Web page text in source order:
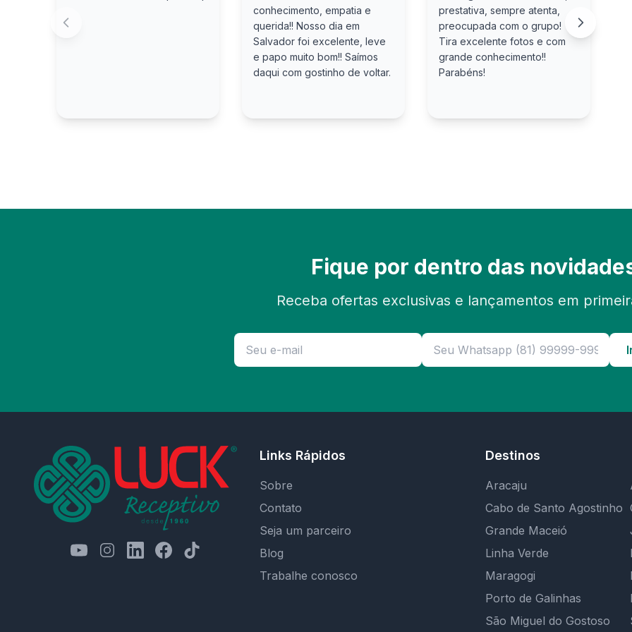
conhecimento, empatia e
querida!! Nosso dia em
Salvador foi excelente, leve
e papo muito bom!! Saímos
daqui com gostinho de voltar.
prestativa, sempre atenta,
preocupada com o grupo!
Tira excelente fotos e com
grande conhecimento!!
Parabéns!
Fique por dentro das
Receba ofertas exclusivas e lançamentos em
Links Rápidos
Sobre
Contato
Seja um parceiro
Blog
Trabalhe conosco
Destinos
Aracaju
Cabo de Santo Agostinho
Grande Maceió
Linha Verde
Maragogi
Porto de Galinhas
São Miguel do Gostoso